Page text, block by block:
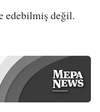
edebilmiş değil.